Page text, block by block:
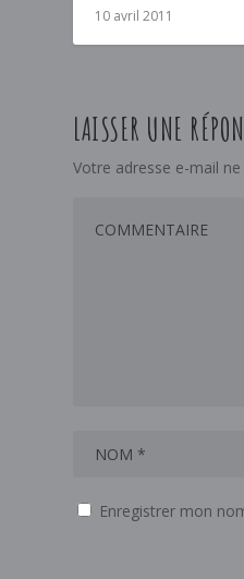
10 avril 2011
LAISSER UNE
Votre adresse e-mail
Enregistrer mon